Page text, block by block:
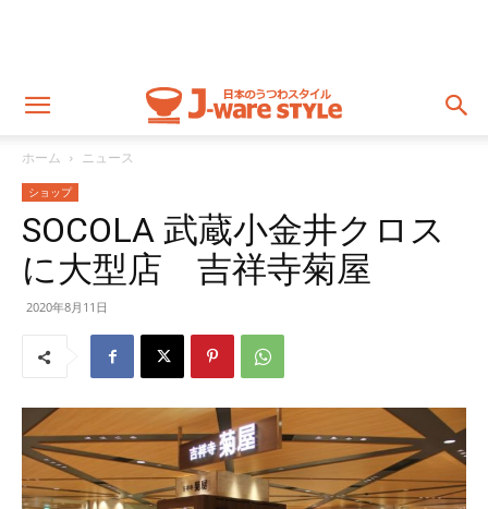
ホーム ニュース
ショップ
SOCOLA 武蔵小金井クロス
に大型店 吉祥寺菊屋
2020年8月11日